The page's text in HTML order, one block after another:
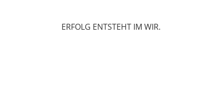
ERFOLG ENTSTEHT IM WIR.